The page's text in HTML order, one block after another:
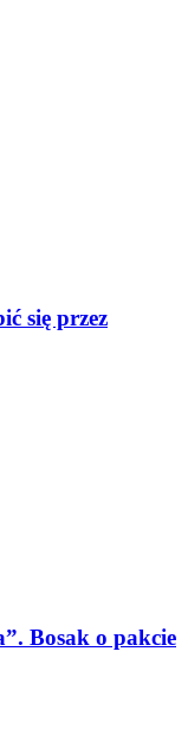
się przez
Bosak o pakcie